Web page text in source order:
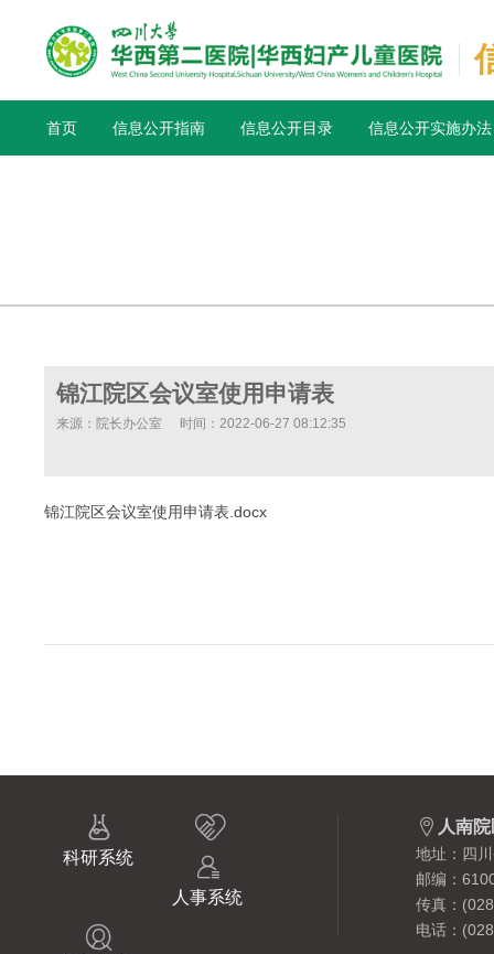
首页 信息公开指南 信息公开目录 信息公开实施办法
锦江院区会议室使用申请表
来源：院长办公室 时间：2022-06-27 08:12:35
锦江院区会议室使用申请表.docx

科研系统


人事系统

 人南
地址：四
邮编：
传真：
电话：